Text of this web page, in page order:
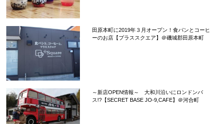
田原本町に2019年３月オープン！食パンとコーヒ
ーのお店【プラススクエア】＠磯城郡田原本町
～新店OPEN情報～ 大和川沿いにロンドンバ
ス!?【SECRET BASE JO-9,CAFE】＠河合町